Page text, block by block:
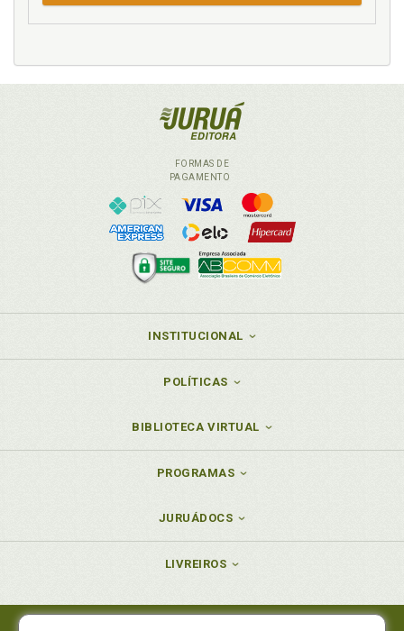
FORMAS DE
PAGAMENTO
INSTITUCIONAL
POLÍTICAS
BIBLIOTECA VIRTUAL
PROGRAMAS
JURUÁDOCS
LIVREIROS